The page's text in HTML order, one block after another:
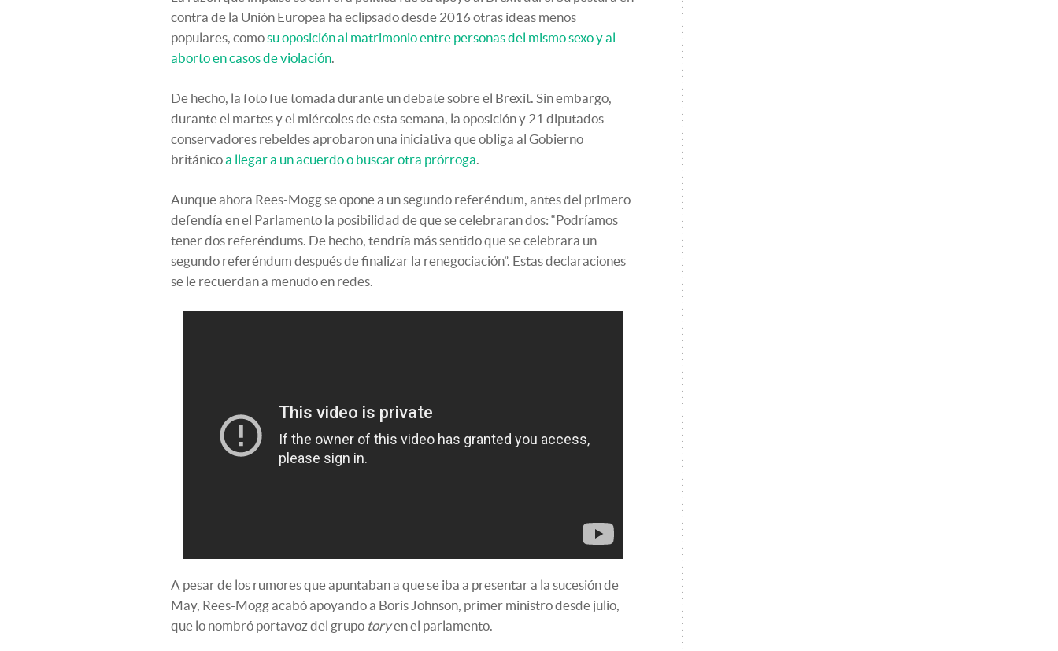
contra de la Unión Europea ha eclipsado desde 2016 otras ideas menos
populares, comosu oposición al matrimonio entre personas del mismo sexo y al
aborto en casos de violación.
De hecho, la foto fue tomada durante un debate sobre el Brexit. Sin embargo,
durante el martes y el miércoles de esta semana, la oposición y 21 diputados
conservadores rebeldes aprobaron una iniciativa que obliga al Gobierno
británicoa llegar a un acuerdo o buscar otra prórroga.
Aunque ahora Rees-Mogg se opone a un segundo referéndum, antes del primero
defendía en el Parlamento la posibilidad de que se celebraran dos: “Podríamos
tener dos referéndums. De hecho, tendría más sentido que se celebrara un
segundo referéndum después de finalizar la renegociación”. Estas declaraciones
se le recuerdan a menudo en redes.
A pesar de los rumores que apuntaban a que se iba a presentar a la sucesión de
May, Rees-Mogg acabó apoyando a Boris Johnson, primer ministro desde julio,
que lo nombró portavoz del grupo toryen el parlamento.